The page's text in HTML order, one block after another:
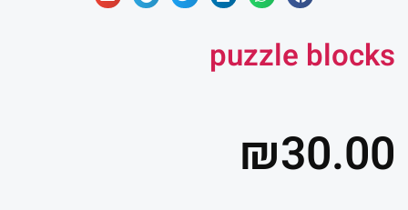
puzzle blocks
₪30.00